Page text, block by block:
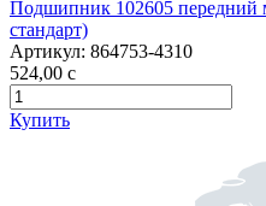
Подшипник 102605 передний
стандарт)
Артикул: 864753-4310
524,00 c
Купить